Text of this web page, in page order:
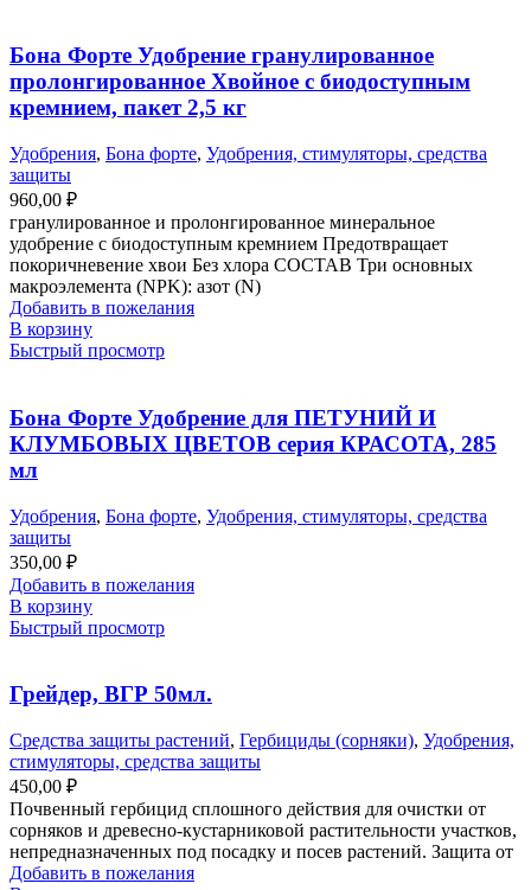
Бона Форте Удобрение гранулированное
пролонгированное Хвойное с биодоступным
кремнием, пакет 2,5 кг
Удобрения, Бона форте, Удобрения, стимуляторы, средства
защиты
960,00 ₽
гранулированное и пролонгированное минеральное
удобрение с биодоступным кремнием Предотвращает
покоричневение хвои Без хлора СОСТАВ Три основных
макроэлемента (NPK): азот (N)
Добавить в пожелания
В корзину
Быстрый просмотр
Бона Форте Удобрение для ПЕТУНИЙ И
КЛУМБОВЫХ ЦВЕТОВ серия КРАСОТА, 285
мл
Удобрения, Бона форте, Удобрения, стимуляторы, средства
защиты
350,00 ₽
Добавить в пожелания
В корзину
Быстрый просмотр
Грейдер, ВГР 50мл.
Средства защиты растений, Гербициды (сорняки), Удобрения,
стимуляторы, средства защиты
450,00 ₽
Почвенный гербицид сплошного действия для очистки от
сорняков и древесно-кустарниковой растительности участков,
непредназначенных под посадку и посев растений. Защита от
Добавить в пожелания